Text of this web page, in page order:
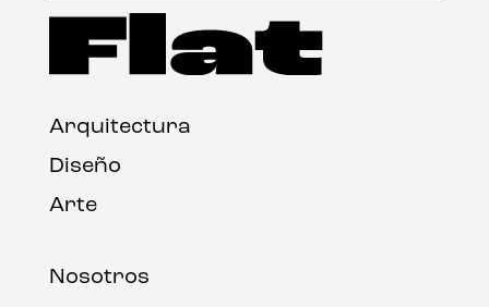
Arquitectura
Diseño
Arte
Nosotros